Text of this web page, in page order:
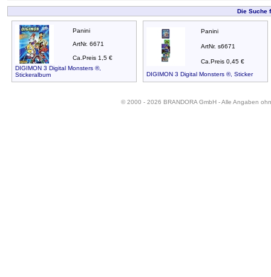
Die Suche
Panini
ArtNr. 6671
Ca.Preis 1,5 €
DIGIMON 3 Digital Monsters ®,
Stickeralbum
Panini
ArtNr. s6671
Ca.Preis 0,45 €
DIGIMON 3 Digital Monsters ®, Sticker
© 2000 - 2026 BRANDORA GmbH - Alle Angaben